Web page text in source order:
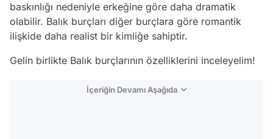
baskınlığı nedeniyle erkeğine göre daha dramatik
olabilir. Balık burçları diğer burçlara göre romantik
ilişkide daha realist bir kimliğe sahiptir.
Gelin birlikte Balık burçlarının özelliklerini inceleyelim!
İçeriğin Devamı Aşağıda